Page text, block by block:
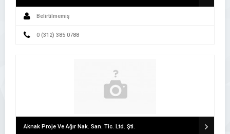
Belirtilmemiş
0 (312) 385 0788
Aknak Proje Ve Ağır Nak. San. Tic. Ltd. Şti.